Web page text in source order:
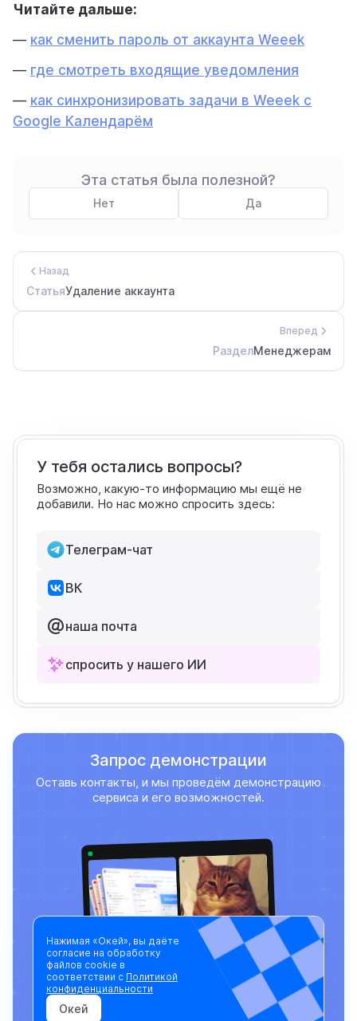
Записаться на демо
Читайте дальше:
— как сменить пароль от аккаунта Weeek
— где смотреть входящие уведомления
— как синхронизировать задачи в Weeek с
Google Календарём
Эта статья была полезной?
Нет Да
Назад
СтатьяУдаление аккаунта
Вперед
РазделМенеджерам
У тебя остались вопросы?
Возможно, какую-то информацию мы ещё не
добавили. Но нас можно спросить здесь:
Телеграм-чат
ВК
наша почта
спросить у нашего ИИ
Запрос демонстрации
Оставь контакты, и мы проведём демонстрацию
сервиса и его возможностей.
Записаться на демо
Нажимая «Окей», вы даёте
согласие на обработку
файлов cookie в
соответствии с Политикой
конфиденциальности
Окей